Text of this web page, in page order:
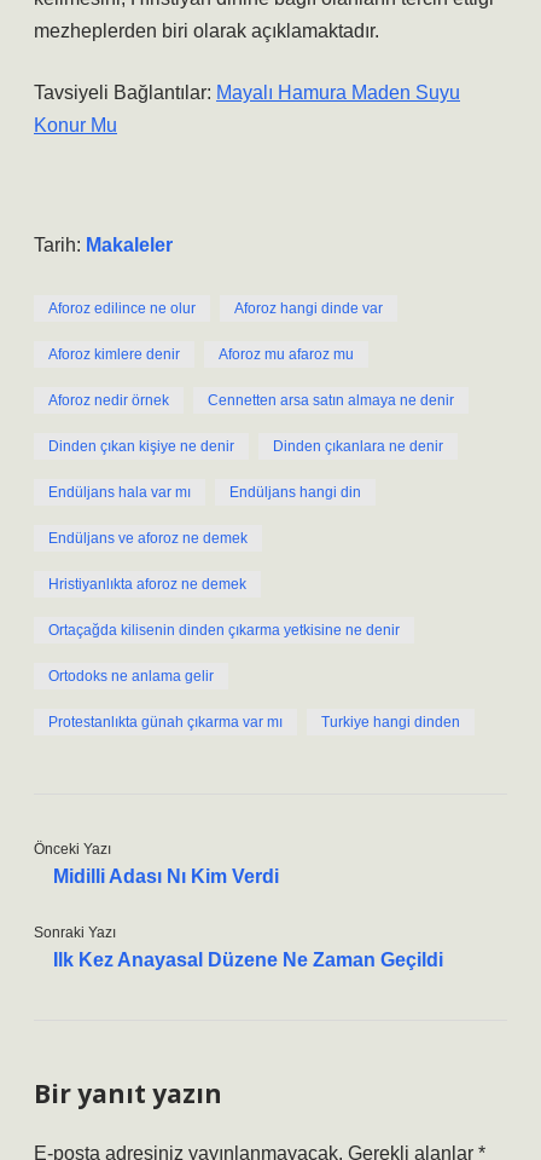
mezheplerden biri olarak açıklamaktadır.
Tavsiyeli Bağlantılar: Mayalı Hamura Maden Suyu
Konur Mu
Tarih: Makaleler
Aforoz edilince ne olur Aforoz hangi dinde var
Aforoz kimlere denir Aforoz mu afaroz mu
Aforoz nedir örnek Cennetten arsa satın almaya ne denir
Dinden çıkan kişiye ne denir Dinden çıkanlara ne denir
Endüljans hala var mı Endüljans hangi din
Endüljans ve aforoz ne demek
Hristiyanlıkta aforoz ne demek
Ortaçağda kilisenin dinden çıkarma yetkisine ne denir
Ortodoks ne anlama gelir
Protestanlıkta günah çıkarma var mı Turkiye hangi dinden
Önceki Yazı
Midilli Adası Nı Kim Verdi
Sonraki Yazı
Ilk Kez Anayasal Düzene Ne Zaman Geçildi
Bir yanıt yazın
E-posta adresiniz yayınlanmayacak. Gerekli alanlar *